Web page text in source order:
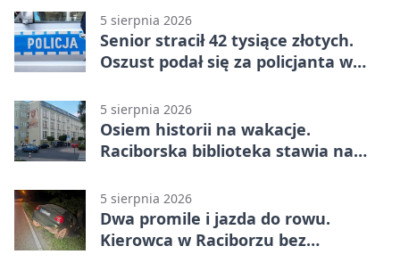
5 sierpnia 2026
Senior stracił 42 tysiące złotych.
Oszust podał się za policjanta w
5 sierpnia 2026
Osiem historii na wakacje.
Raciborska biblioteka stawia na
5 sierpnia 2026
Dwa promile i jazda do rowu.
Kierowca w Raciborzu bez